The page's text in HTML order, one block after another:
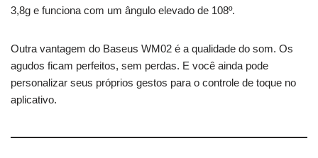
3,8g e funciona com um ângulo elevado de 108º.
Outra vantagem do Baseus WM02 é a qualidade do som. Os
agudos ficam perfeitos, sem perdas. E você ainda pode
personalizar seus próprios gestos para o controle de toque no
aplicativo.